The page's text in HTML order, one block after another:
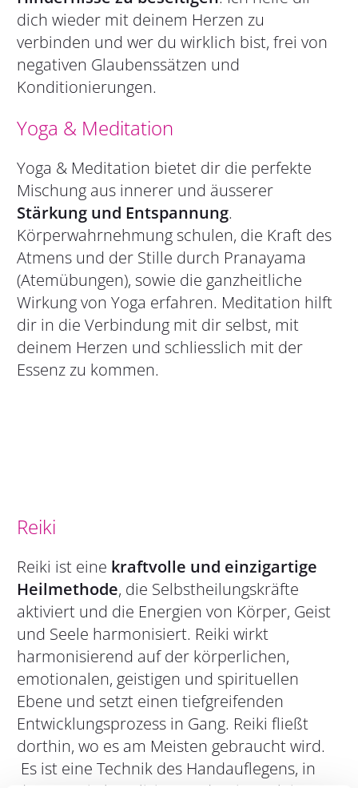
dich wieder mit deinem Herzen zu
verbinden und wer du wirklich bist, frei von
negativen Glaubenssätzen und
Konditionierungen.
Yoga & Meditation
Yoga & Meditation bietet dir die perfekte
Mischung aus innerer und äusserer
Stärkung und Entspannung.
Körperwahrnehmung schulen, die Kraft des
Atmens und der Stille durch Pranayama
(Atemübungen), sowie die ganzheitliche
Wirkung von Yoga erfahren. Meditation hilft
dir in die Verbindung mit dir selbst, mit
deinem Herzen und schliesslich mit der
Essenz zu kommen.
Reiki
Reiki ist eine kraftvolle und einzigartige
Heilmethode, die Selbstheilungskräfte
aktiviert und die Energien von Körper, Geist
und Seele harmonisiert. Reiki wirkt
harmonisierend auf der körperlichen,
emotionalen, geistigen und spirituellen
Ebene und setzt einen tiefgreifenden
Entwicklungsprozess in Gang. Reiki fließt
dorthin, wo es am Meisten gebraucht wird.
Es ist eine Technik des Handauflegens, in